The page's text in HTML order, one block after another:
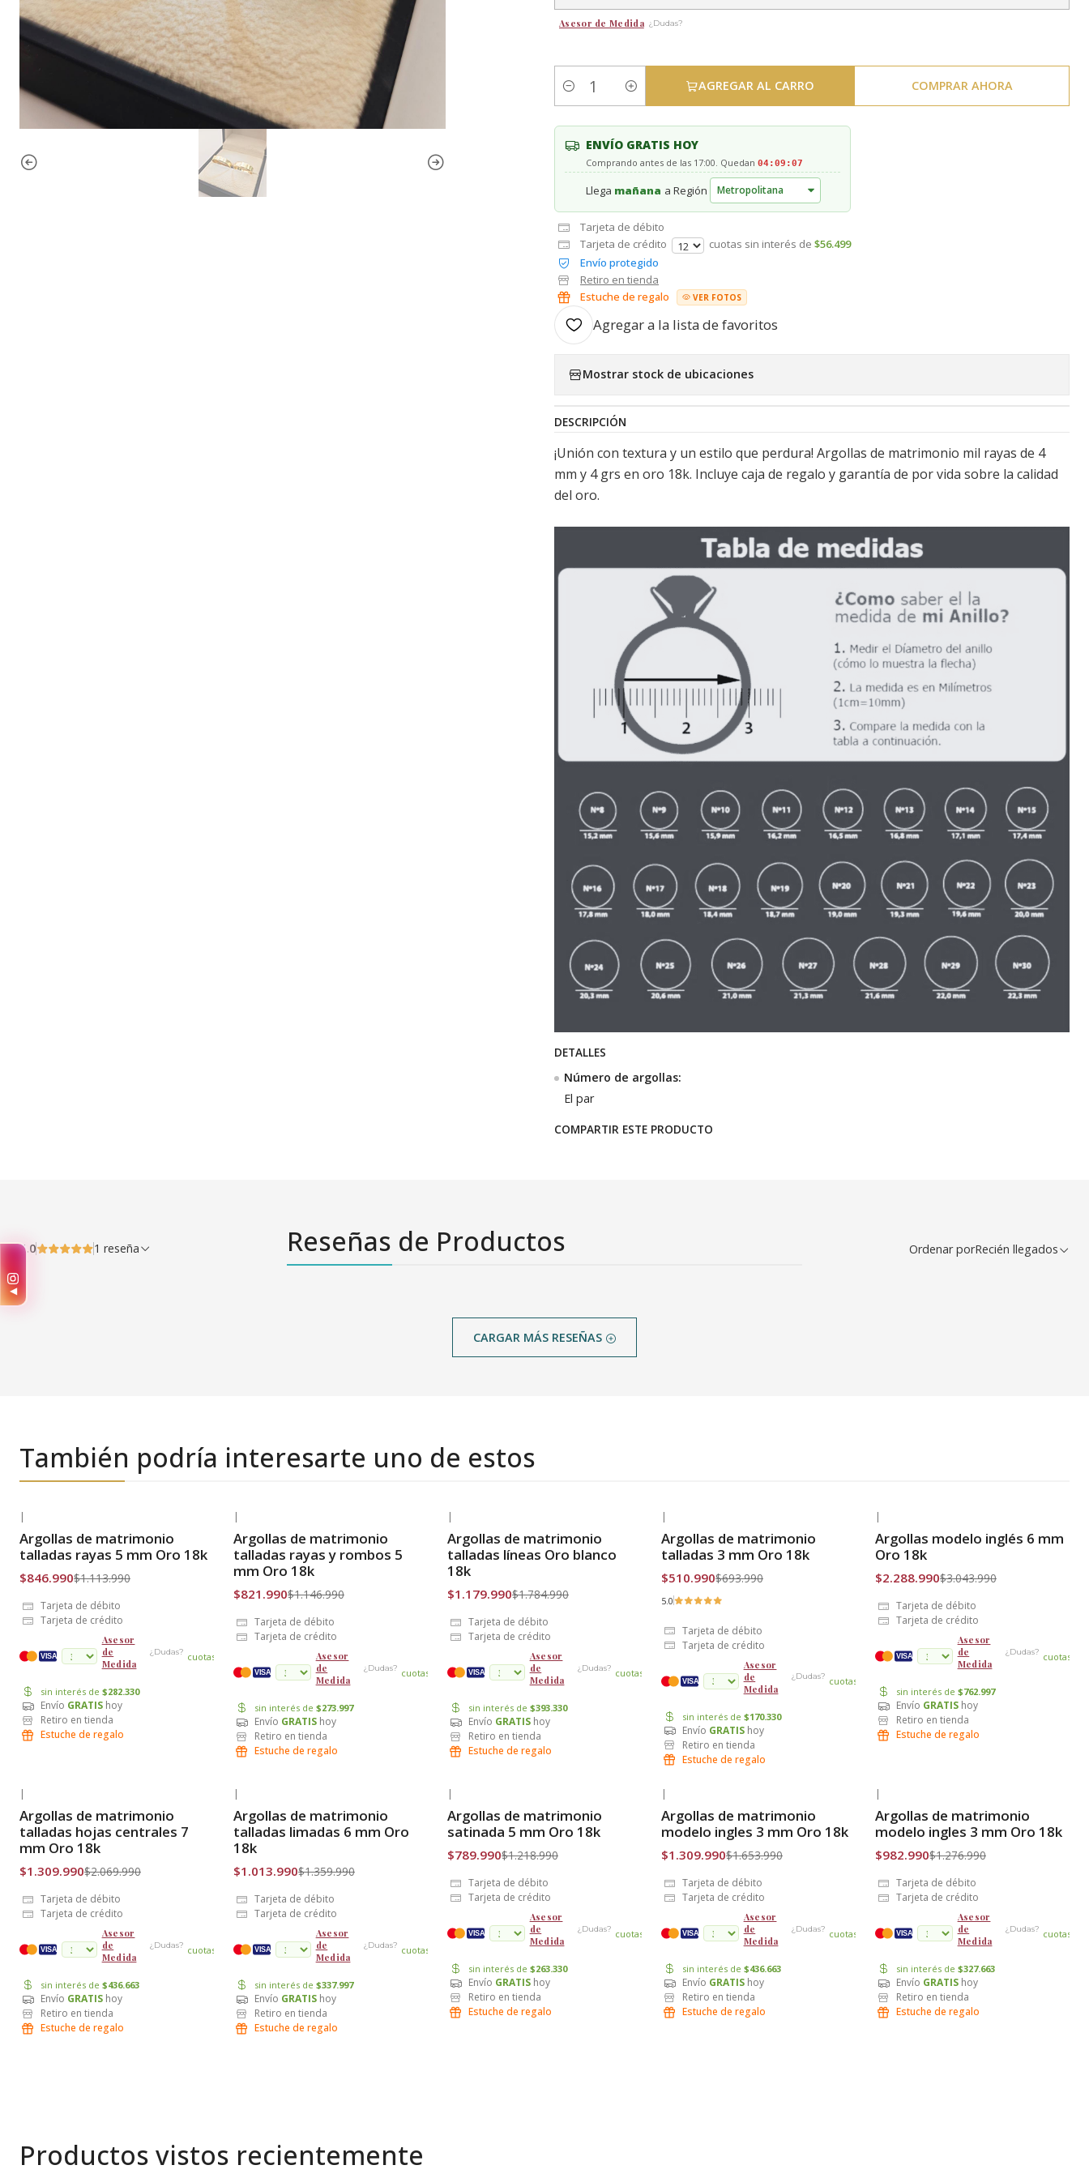
Asesor de Medida ¿Dudas?
Cantidad
AGREGAR AL CARRO COMPRAR AHORA
ENVÍO GRATIS HOY
Comprando antes de las 17:00. Quedan 04:09:06
Llega mañana a Región
Tarjeta de débito
Tarjeta de crédito
cuotas sin interés de $56.499
Envío protegido
Retiro en tienda
Estuche de regalo
VER FOTOS
Agregar a la lista de favoritos
Mostrar stock de ubicaciones
DESCRIPCIÓN
¡Unión con textura y un estilo que perdura! Argollas de matrimonio mil rayas de 4
mm y 4 grs en oro 18k. Incluye caja de regalo y garantía de por vida sobre la calidad
del oro.
DETALLES
Número de argollas:
El par
COMPARTIR ESTE PRODUCTO
Reseñas de Productos
5.0 1 reseña Ordenar porRecién llegados
CARGAR MÁS RESEÑAS
También podría interesarte uno de estos
Envío Gratis
|
Argollas de matrimonio
talladas rayas 5 mm Oro 18k
$846.990$1.113.990
Tarjeta de débito
Tarjeta de crédito
VISA
Asesor
de
Medida
¿Dudas? cuotas
sin interés de $282.330
Envío GRATIS hoy
Retiro en tienda
Estuche de regalo
Envío Gratis
|
Argollas de matrimonio
talladas rayas y rombos 5
mm Oro 18k
$821.990$1.146.990
Tarjeta de débito
Tarjeta de crédito
VISA
Asesor
de
Medida
¿Dudas? cuotas
sin interés de $273.997
Envío GRATIS hoy
Retiro en tienda
Estuche de regalo
Envío Gratis
|
Argollas de matrimonio
talladas líneas Oro blanco
18k
$1.179.990$1.784.990
Tarjeta de débito
Tarjeta de crédito
VISA
Asesor
de
Medida
¿Dudas? cuotas
sin interés de $393.330
Envío GRATIS hoy
Retiro en tienda
Estuche de regalo
Envío Gratis
|
Argollas de matrimonio
talladas 3 mm Oro 18k
$510.990$693.990
5.0
Tarjeta de débito
Tarjeta de crédito
VISA
Asesor
de
Medida
¿Dudas? cuotas
sin interés de $170.330
Envío GRATIS hoy
Retiro en tienda
Estuche de regalo
Envío Gratis
|
Argollas modelo inglés 6 mm
Oro 18k
$2.288.990$3.043.990
Tarjeta de débito
Tarjeta de crédito
VISA
Asesor
de
Medida
¿Dudas? cuotas
sin interés de $762.997
Envío GRATIS hoy
Retiro en tienda
Estuche de regalo
Envío Gratis
|
Argollas de matrimonio
talladas hojas centrales 7
mm Oro 18k
$1.309.990$2.069.990
Tarjeta de débito
Tarjeta de crédito
VISA
Asesor
de
Medida
¿Dudas? cuotas
sin interés de $436.663
Envío GRATIS hoy
Retiro en tienda
Estuche de regalo
Envío Gratis
|
Argollas de matrimonio
talladas limadas 6 mm Oro
18k
$1.013.990$1.359.990
Tarjeta de débito
Tarjeta de crédito
VISA
Asesor
de
Medida
¿Dudas? cuotas
sin interés de $337.997
Envío GRATIS hoy
Retiro en tienda
Estuche de regalo
Envío Gratis
|
Argollas de matrimonio
satinada 5 mm Oro 18k
$789.990$1.218.990
Tarjeta de débito
Tarjeta de crédito
VISA
Asesor
de
Medida
¿Dudas? cuotas
sin interés de $263.330
Envío GRATIS hoy
Retiro en tienda
Estuche de regalo
Envío Gratis
|
Argollas de matrimonio
modelo ingles 3 mm Oro 18k
$1.309.990$1.653.990
Tarjeta de débito
Tarjeta de crédito
VISA
Asesor
de
Medida
¿Dudas? cuotas
sin interés de $436.663
Envío GRATIS hoy
Retiro en tienda
Estuche de regalo
Envío Gratis
|
Argollas de matrimonio
modelo ingles 3 mm Oro 18k
$982.990$1.276.990
Tarjeta de débito
Tarjeta de crédito
VISA
Asesor
de
Medida
¿Dudas? cuotas
sin interés de $327.663
Envío GRATIS hoy
Retiro en tienda
Estuche de regalo
Productos vistos recientemente
◀